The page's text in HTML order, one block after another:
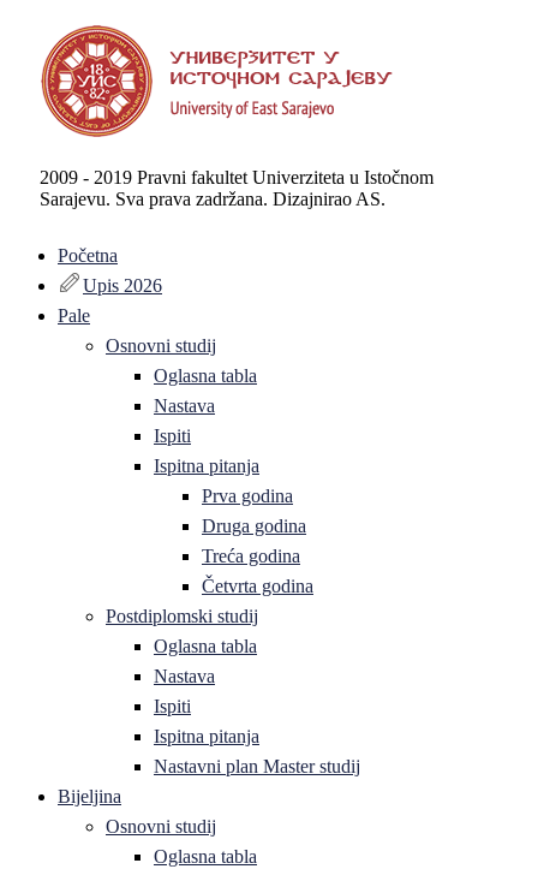
2009 - 2019 Pravni fakultet Univerziteta u Istočnom
Sarajevu. Sva prava zadržana. Dizajnirao AS.
Početna
Upis 2026
Pale
Osnovni studij
Oglasna tabla
Nastava
Ispiti
Ispitna pitanja
Prva godina
Druga godina
Treća godina
Četvrta godina
Postdiplomski studij
Oglasna tabla
Nastava
Ispiti
Ispitna pitanja
Nastavni plan Master studij
Bijeljina
Osnovni studij
Oglasna tabla